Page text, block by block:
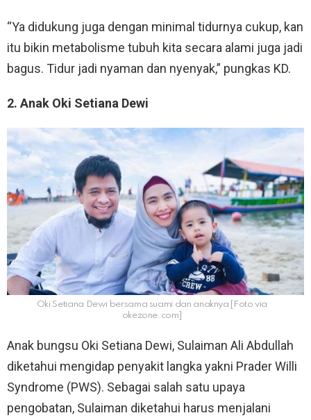
“Ya didukung juga dengan minimal tidurnya cukup, kan
itu bikin metabolisme tubuh kita secara alami juga jadi
bagus. Tidur jadi nyaman dan nyenyak,” pungkas KD.
2. Anak Oki Setiana Dewi
Oki Setiana Dewi bersama suami dan anaknya [Foto via
okezone.com]
Anak bungsu Oki Setiana Dewi, Sulaiman Ali Abdullah
diketahui mengidap penyakit langka yakni Prader Willi
Syndrome (PWS). Sebagai salah satu upaya
pengobatan, Sulaiman diketahui harus menjalani